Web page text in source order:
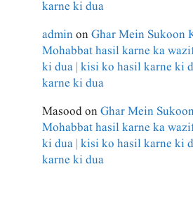
karne ki dua
adminonGhar Mein Sukoon
Mohabbat hasil karne ka
ki dua | kisi ko hasil karne ki
karne ki dua
MasoodonGhar Mein
Mohabbat hasil karne ka
ki dua | kisi ko hasil karne ki
karne ki dua